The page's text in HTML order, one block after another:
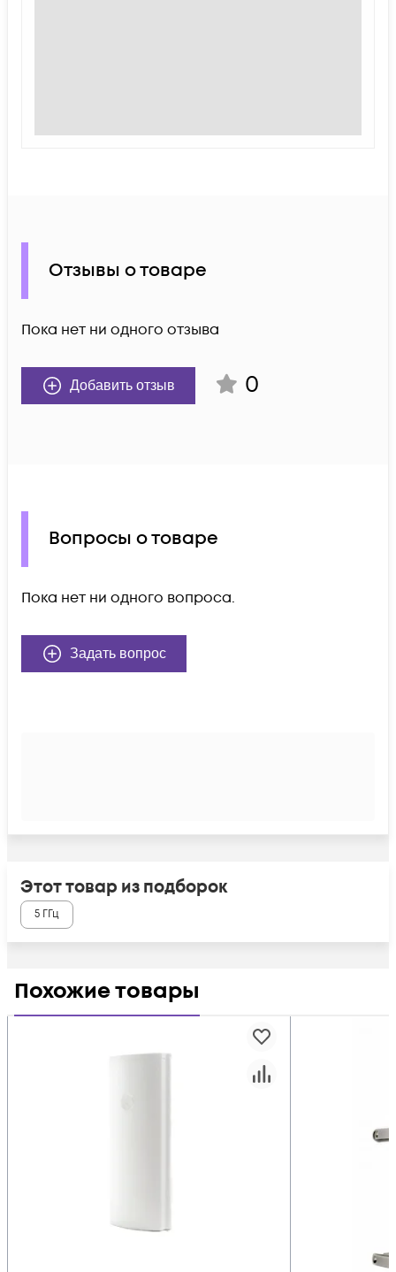
Отзывы о товаре
Пока нет ни одного отзыва
Добавить отзыв 0
Вопросы о товаре
Пока нет ни одного вопроса.
Задать вопрос
Этот товар из подборок
5 ГГц
Похожие товары